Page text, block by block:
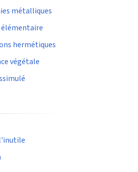
métalliques
élémentaire
hermétiques
végétale